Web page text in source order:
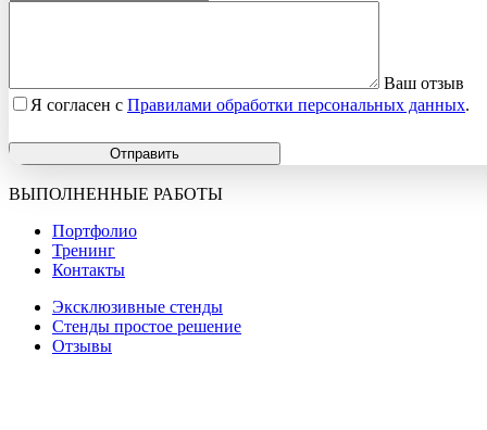
Ваш отзыв
Я согласен с Правилами обработки персональных данных.
Отправить
ВЫПОЛНЕННЫЕ РАБОТЫ
Портфолио
Тренинг
Контакты
Эксклюзивные стенды
Стенды простое решение
Отзывы